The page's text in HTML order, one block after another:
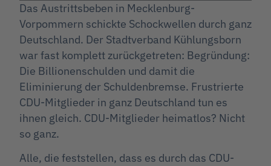
Das Austrittsbeben in Mecklenburg-
Vorpommern schickte Schockwellen durch ganz
Deutschland. Der Stadtverband Kühlungsborn
war fast komplett zurückgetreten: Begründung:
Die Billionenschulden und damit die
Eliminierung der Schuldenbremse. Frustrierte
CDU-Mitglieder in ganz Deutschland tun es
ihnen gleich. CDU-Mitglieder heimatlos? Nicht
so ganz.
Alle, die feststellen, dass es durch das CDU-